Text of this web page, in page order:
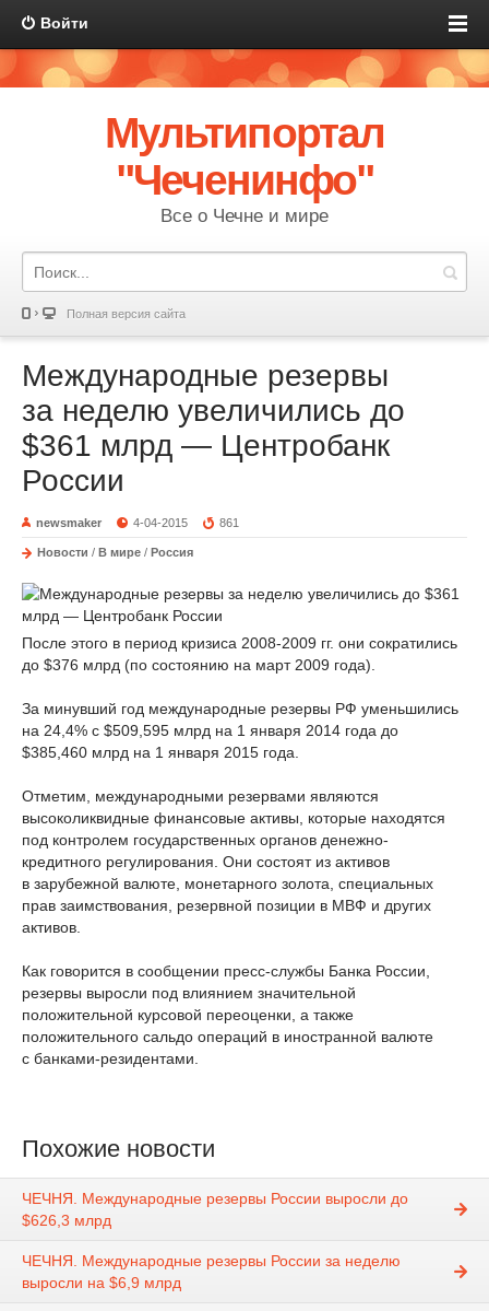
Войти
Мультипортал
"Чеченинфо"
Все о Чечне и мире
Полная версия сайта
Международные резервы
за неделю увеличились до
$361 млрд — Центробанк
России
newsmaker 4-04-2015 861
Новости / В мире / Россия
После этого в период кризиса 2008-2009 гг. они сократились
до $376 млрд (по состоянию на март 2009 года).
За минувший год международные резервы РФ уменьшились
на 24,4% с $509,595 млрд на 1 января 2014 года до
$385,460 млрд на 1 января 2015 года.
Отметим, международными резервами являются
высоколиквидные финансовые активы, которые находятся
под контролем государственных органов денежно-
кредитного регулирования. Они состоят из активов
в зарубежной валюте, монетарного золота, специальных
прав заимствования, резервной позиции в МВФ и других
активов.
Как говорится в сообщении пресс-службы Банка России,
резервы выросли под влиянием значительной
положительной курсовой переоценки, а также
положительного сальдо операций в иностранной валюте
с банками-резидентами.
Похожие новости
ЧЕЧНЯ. Международные резервы России выросли до
$626,3 млрд
ЧЕЧНЯ. Международные резервы России за неделю
выросли на $6,9 млрд